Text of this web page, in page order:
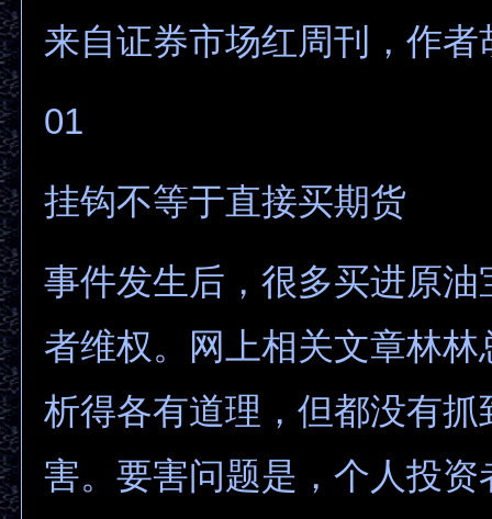
来自证券市场红周刊，作者
01
挂钩不等于直接买期货
事件发生后，很多买进原油
者维权。网上相关文章林林
析得各有道理，但都没有抓
害。要害问题是，个人投资